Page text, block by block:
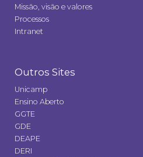
Missão, visão e valores
Processos
Intranet
Outros Sites
Unicamp
Ensino Aberto
GGTE
GDE
DEAPE
DERI